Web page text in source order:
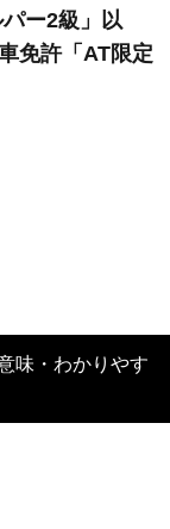
ー2級」以
免許「AT限定
味・わかりやす